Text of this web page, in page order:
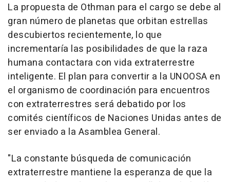
La propuesta de Othman para el cargo se debe al
gran número de planetas que orbitan estrellas
descubiertos recientemente, lo que
incrementaría las posibilidades de que la raza
humana contactara con vida extraterrestre
inteligente. El plan para convertir a la UNOOSA en
el organismo de coordinación para encuentros
con extraterrestres será debatido por los
comités científicos de Naciones Unidas antes de
ser enviado a la Asamblea General.
"La constante búsqueda de comunicación
extraterrestre mantiene la esperanza de que la